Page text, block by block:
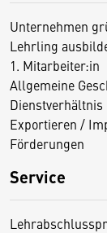
Unternehmen
Lehrling
1. Mitarbeiter:in
Allgemeine
Dienstverhältnis
Exportieren /
Förderungen
Service